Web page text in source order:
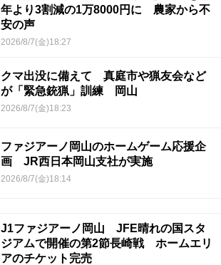
年より3割減の1万8000円に 農家から不
安の声
2026/8/7(金)18:27
クマ出没に備えて 真庭市や猟友会など
が「緊急銃猟」訓練 岡山
2026/8/7(金)18:23
ファジアーノ岡山のホームゲーム応援企
画 JR西日本岡山支社が実施
2026/8/7(金)18:14
J1ファジアーノ岡山 JFE晴れの国スタ
ジアムで開催の第2節長崎戦 ホームエリ
アのチケット完売